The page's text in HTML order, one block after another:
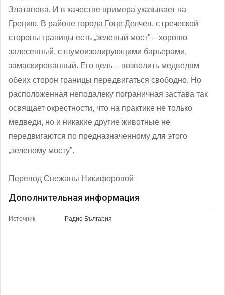
Златанова. И в качестве примера указывает на
Грецию. В районе города Гоце Делчев, с греческой
стороны границы есть „зеленый мост” – хорошо
залесенный, с шумоизолирующими барьерами,
замаскированный. Его цель – позволить медведям
обеих сторон границы передвигаться свободно. Но
расположенная неподалеку пограничная застава так
освящает окрестности, что на практике не только
медведи, но и никакие другие животные не
передвигаются по предназначенному для этого
„зеленому мосту”.
Перевод Снежаны Никифоровой
Дополнительная информация
Источник: Радио България